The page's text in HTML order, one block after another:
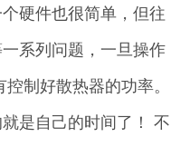
硬件也很简单，但往
系列问题，一旦操作
制好散热器的功率。
是自己的时间了！ 不